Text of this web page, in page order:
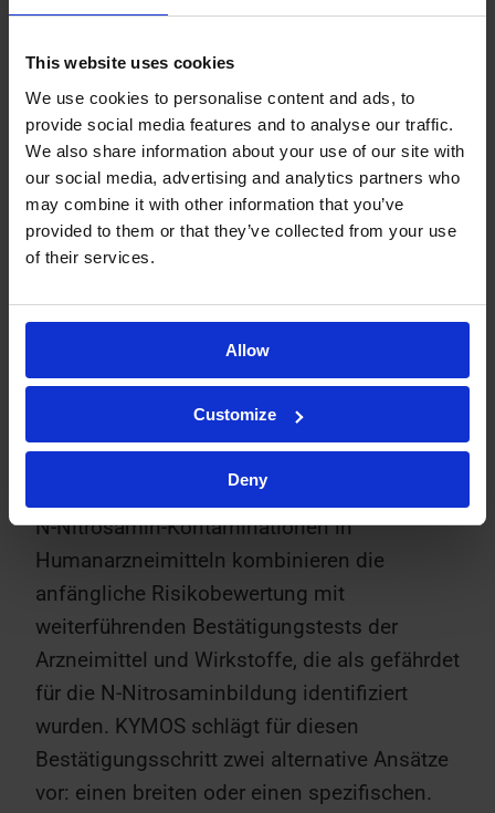
This website uses cookies
We use cookies to personalise content and ads, to
provide social media features and to analyse our traffic.
We also share information about your use of our site with
our social media, advertising and analytics partners who
may combine it with other information that you’ve
provided to them or that they’ve collected from your use
of their services.
Allow
Customize
Deny
Generation, sowohl in unseren Bioanalytik-
Laboren in Barcelona als auch in unserer
Pharmaprogress.
„Dass wir über zwei separate, voll
ausgestattete Standorte verfügen und das
Know-how besitzen, alle Arten von Substanzen
genotoxischen Verunreinigungen zu
charakterisieren, versetzt uns in die Lage,
anspruchsvolle Projekte in Rekordzeit zu
erklärt Dr. García.
Die aktuellen Richtlinien zur Vermeidung von
N-Nitrosamin-Kontaminationen in
Humanarzneimitteln kombinieren die
anfängliche Risikobewertung mit
weiterführenden Bestätigungstests der
Arzneimittel und Wirkstoffe, die als gefährdet
für die N-Nitrosaminbildung identifiziert
wurden. KYMOS schlägt für diesen
Bestätigungsschritt zwei alternative Ansätze
vor: einen breiten oder einen spezifischen.